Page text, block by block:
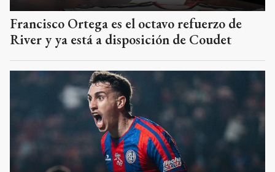
Francisco Ortega es el octavo refuerzo de
River y ya está a disposición de Coudet